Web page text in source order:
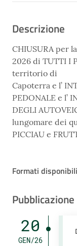
Descrizione
CHIUSURA per
2026 di TUTTI I
territorio di
Capoterra e l’
PEDONALE e l’
DEGLI
lungomare dei
PICCIAU e
Formati disponibili
Pubblicazione
20
GEN/26